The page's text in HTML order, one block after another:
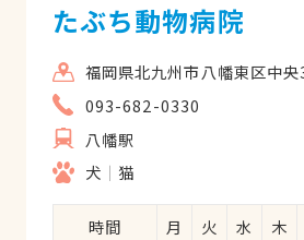
たぶち動物病院
福岡県北九州市八幡東区中
093-682-0330
八幡駅
犬
猫
時間 月 火 水 木